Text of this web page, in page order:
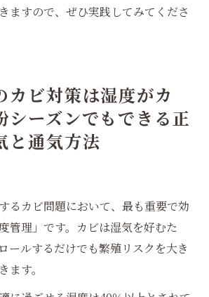
ますので、ぜひ実践してみてくださ
カビ対策は湿度がカ
シーズンでもできる正
と通気方法
るカビ問題において、最も重要で効
管理」です。カビは湿気を好むた
ールするだけでも繁殖リスクを大き
ます。